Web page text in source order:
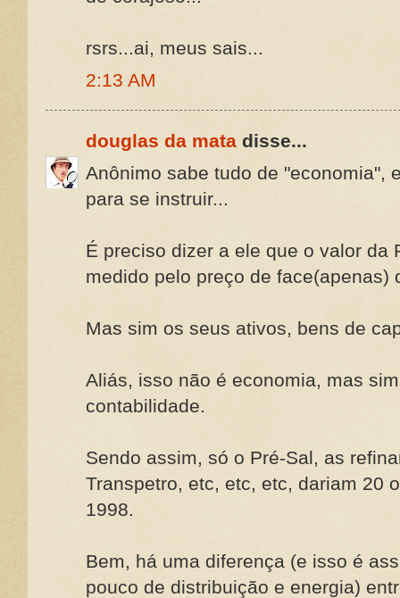
rsrs...ai, meus sais...
2:13 AM
douglas da mata disse...
Anônimo sabe tudo de "economia",
para se instruir...
É preciso dizer a ele que o valor da
medido pelo preço de face(apenas)
Mas sim os seus ativos, bens de
Aliás, isso não é economia, mas
contabilidade.
Sendo assim, só o Pré-Sal, as
Transpetro, etc, etc, etc, dariam 20
1998.
Bem, há uma diferença (e isso é
pouco de distribuição e energia)